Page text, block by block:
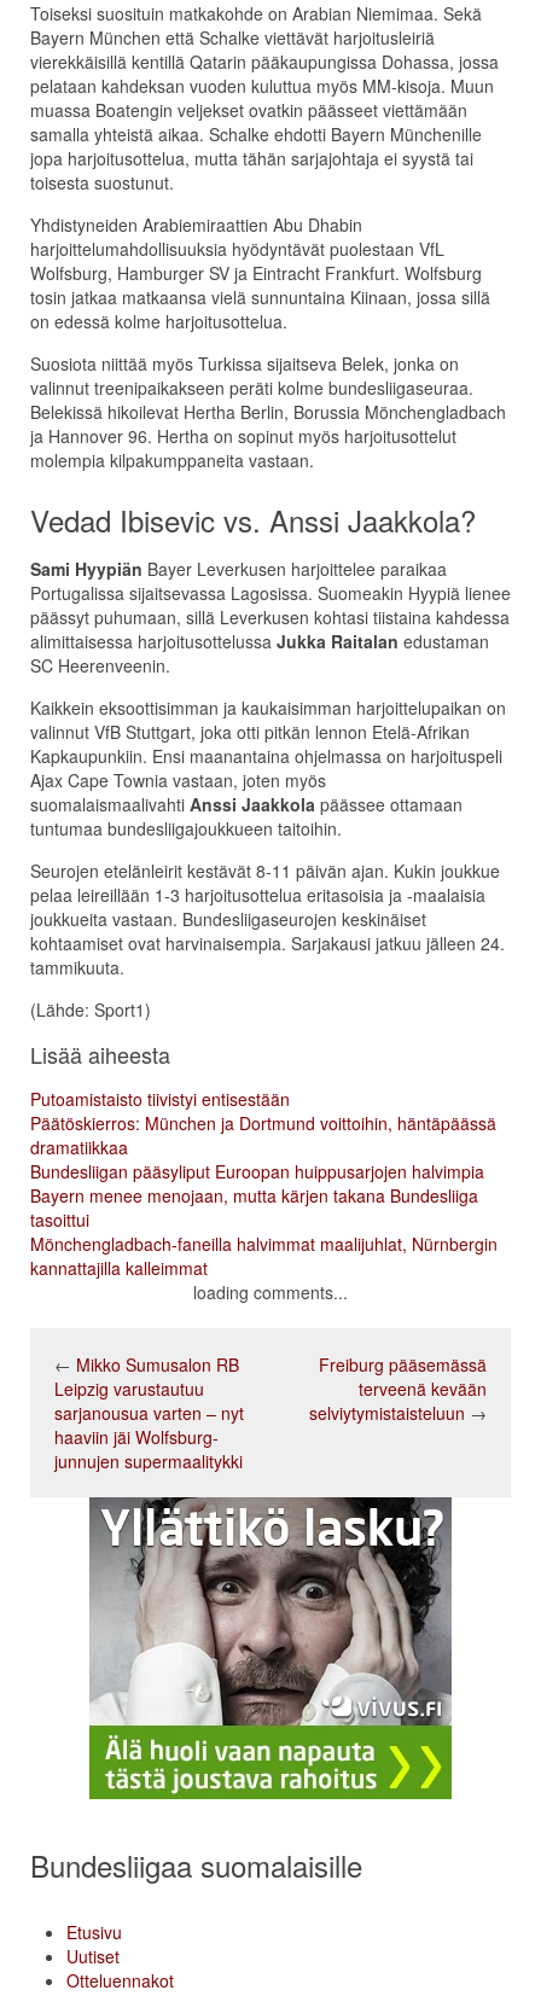
Toiseksi suosituin matkakohde on Arabian Niemimaa. Sekä
Bayern München että Schalke viettävät harjoitusleiriä
vierekkäisillä kentillä Qatarin pääkaupungissa Dohassa, jossa
pelataan kahdeksan vuoden kuluttua myös MM-kisoja. Muun
muassa Boatengin veljekset ovatkin päässeet viettämään
samalla yhteistä aikaa. Schalke ehdotti Bayern Münchenille
jopa harjoitusottelua, mutta tähän sarjajohtaja ei syystä tai
toisesta suostunut.
Yhdistyneiden Arabiemiraattien Abu Dhabin
harjoittelumahdollisuuksia hyödyntävät puolestaan VfL
Wolfsburg, Hamburger SV ja Eintracht Frankfurt. Wolfsburg
tosin jatkaa matkaansa vielä sunnuntaina Kiinaan, jossa sillä
on edessä kolme harjoitusottelua.
Suosiota niittää myös Turkissa sijaitseva Belek, jonka on
valinnut treenipaikakseen peräti kolme bundesliigaseuraa.
Belekissä hikoilevat Hertha Berlin, Borussia Mönchengladbach
ja Hannover 96. Hertha on sopinut myös harjoitusottelut
molempia kilpakumppaneita vastaan.
Vedad Ibisevic vs. Anssi Jaakkola?
Sami Hyypiän Bayer Leverkusen harjoittelee paraikaa
Portugalissa sijaitsevassa Lagosissa. Suomeakin Hyypiä lienee
päässyt puhumaan, sillä Leverkusen kohtasi tiistaina kahdessa
alimittaisessa harjoitusottelussa Jukka Raitalan edustaman
SC Heerenveenin.
Kaikkein eksoottisimman ja kaukaisimman harjoittelupaikan on
valinnut VfB Stuttgart, joka otti pitkän lennon Etelä-Afrikan
Kapkaupunkiin. Ensi maanantaina ohjelmassa on harjoituspeli
Ajax Cape Townia vastaan, joten myös
suomalaismaalivahti Anssi Jaakkola päässee ottamaan
tuntumaa bundesliigajoukkueen taitoihin.
Seurojen etelänleirit kestävät 8-11 päivän ajan. Kukin joukkue
pelaa leireillään 1-3 harjoitusottelua eritasoisia ja -maalaisia
joukkueita vastaan. Bundesliigaseurojen keskinäiset
kohtaamiset ovat harvinaisempia. Sarjakausi jatkuu jälleen 24.
tammikuuta.
(Lähde: Sport1)
Lisää aiheesta
Putoamistaisto tiivistyi entisestään
Päätöskierros: München ja Dortmund voittoihin, häntäpäässä
dramatiikkaa
Bundesliigan pääsyliput Euroopan huippusarjojen halvimpia
Bayern menee menojaan, mutta kärjen takana Bundesliiga
tasoittui
Mönchengladbach-faneilla halvimmat maalijuhlat, Nürnbergin
kannattajilla kalleimmat
loading comments...
← Mikko Sumusalon RB
Leipzig varustautuu
sarjanousua varten – nyt
haaviin jäi Wolfsburg-
junnujen supermaalitykki
Freiburg pääsemässä
terveenä kevään
selviytymistaisteluun →
Bundesliigaa suomalaisille
Etusivu
Uutiset
Otteluennakot